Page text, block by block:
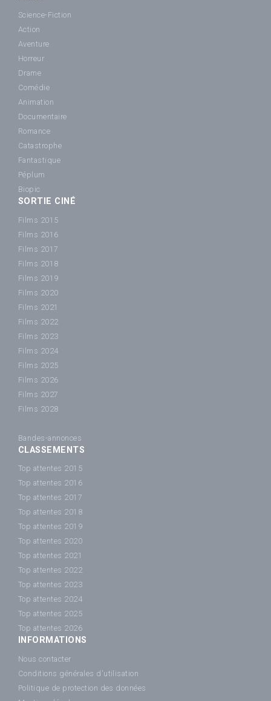
Science-Fiction
Action
Aventure
Horreur
Drame
Comédie
Animation
Documentaire
Romance
Catastrophe
Fantastique
Péplum
Biopic
SORTIE CINÉ
Films 2015
Films 2016
Films 2017
Films 2018
Films 2019
Films 2020
Films 2021
Films 2022
Films 2023
Films 2024
Films 2025
Films 2026
Films 2027
Films 2028
Bandes-annonces
CLASSEMENTS
Top attentes 2015
Top attentes 2016
Top attentes 2017
Top attentes 2018
Top attentes 2019
Top attentes 2020
Top attentes 2021
Top attentes 2022
Top attentes 2023
Top attentes 2024
Top attentes 2025
Top attentes 2026
INFORMATIONS
Nous contacter
Conditions générales d'utilisation
Politique de protection des données